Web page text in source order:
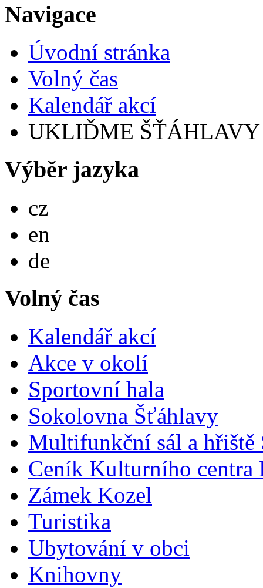
Navigace
Úvodní stránka
Volný čas
Kalendář akcí
UKLIĎME ŠŤÁHLAVY
Výběr jazyka
cz
en
de
Volný čas
Kalendář akcí
Akce v okolí
Sportovní hala
Sokolovna Šťáhlavy
Multifunkční sál a hřiště
Ceník Kulturního centra
Zámek Kozel
Turistika
Ubytování v obci
Knihovny